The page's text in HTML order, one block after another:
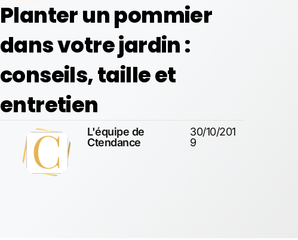
Planter un pommier
dans votre jardin :
conseils, taille et
entretien
L'équipe de
Ctendance
30/10/201
9